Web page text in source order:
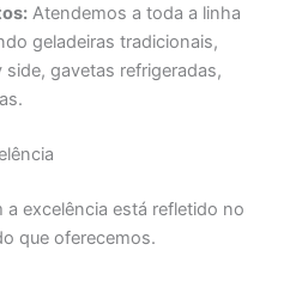
Atendemos a toda a linha
geladeiras tradicionais,
gavetas refrigeradas,
excelência está refletido no
que oferecemos.